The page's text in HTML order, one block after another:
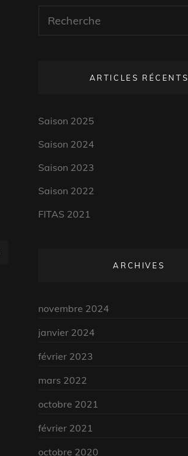
for:
ARTICLES RÉCENTS
Saison 2025
Saison 2024
Saison 2023
Saison 2022
FITAS 2021
ARCHIVES
novembre 2024
janvier 2024
février 2023
mars 2022
octobre 2021
février 2021
octobre 2020